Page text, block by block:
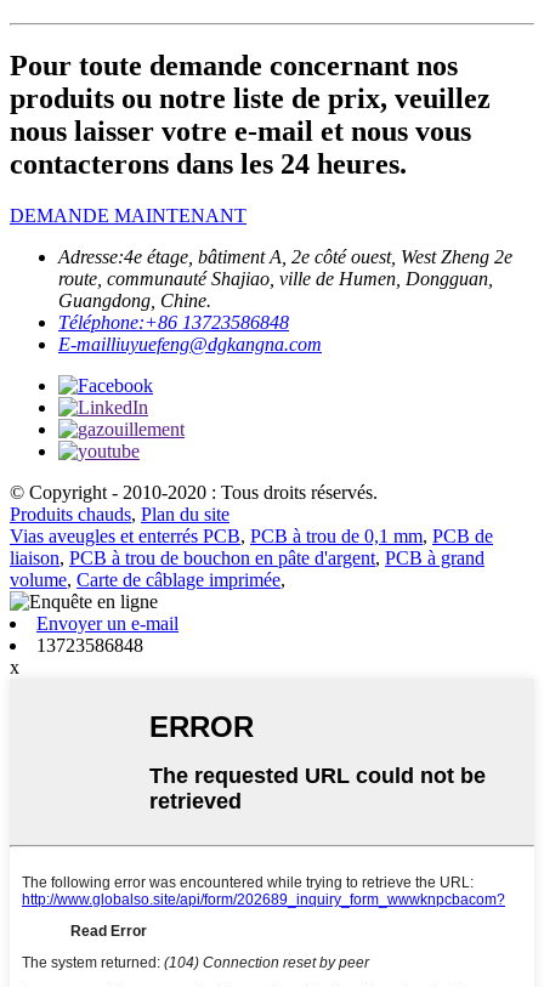
Pour toute demande concernant nos
produits ou notre liste de prix, veuillez
nous laisser votre e-mail et nous vous
contacterons dans les 24 heures.
DEMANDE MAINTENANT
Adresse:4e étage, bâtiment A, 2e côté ouest, West Zheng 2e
route, communauté Shajiao, ville de Humen, Dongguan,
Guangdong, Chine.
Téléphone:+86 13723586848
E-mailliuyuefeng@dgkangna.com
© Copyright - 2010-2020 : Tous droits réservés.
Produits chauds, Plan du site
Vias aveugles et enterrés PCB, PCB à trou de 0,1 mm, PCB de
liaison, PCB à trou de bouchon en pâte d'argent, PCB à grand
volume, Carte de câblage imprimée,
Envoyer un e-mail
13723586848
x